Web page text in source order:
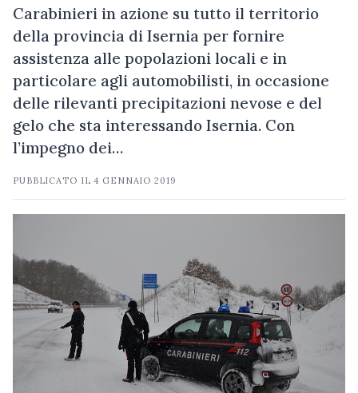
Carabinieri in azione su tutto il territorio
della provincia di Isernia per fornire
assistenza alle popolazioni locali e in
particolare agli automobilisti, in occasione
delle rilevanti precipitazioni nevose e del
gelo che sta interessando Isernia. Con
l’impegno dei…
PUBBLICATO IL4 GENNAIO 2019